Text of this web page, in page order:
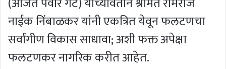
नाईक निंबाळकर यांनी एकत्रित येवून फलटणचा
सर्वांगीण विकास साधावा; अशी फक्त अपेक्षा
फलटणकर नागरिक करीत आहेत.